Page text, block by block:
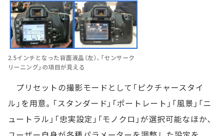
2.5インチとなった背面液晶（左）、「センサーク
リーニング」の項目が見える
プリセットの撮影モードとして「ピクチャースタイ
ル」を用意。「スタンダード」「ポートレート」「風景」「ニ
ュートラル」「忠実設定」「モノクロ」が選択可能なほか、